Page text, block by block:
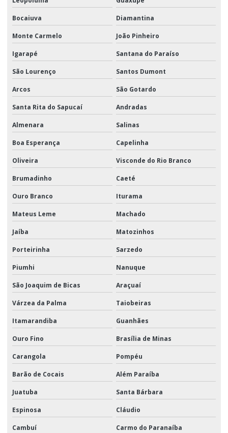
Bocaiuva Diamantina
Monte Carmelo João Pinheiro
Igarapé Santana do Paraíso
São Lourenço Santos Dumont
Arcos São Gotardo
Santa Rita do Sapucaí Andradas
Almenara Salinas
Boa Esperança Capelinha
Oliveira Visconde do Rio Branco
Brumadinho Caeté
Ouro Branco Iturama
Mateus Leme Machado
Jaíba Matozinhos
Porteirinha Sarzedo
Piumhi Nanuque
São Joaquim de Bicas Araçuaí
Várzea da Palma Taiobeiras
Itamarandiba Guanhães
Ouro Fino Brasília de Minas
Carangola Pompéu
Barão de Cocais Além Paraíba
Juatuba Santa Bárbara
Espinosa Cláudio
Cambuí Carmo do Paranaíba